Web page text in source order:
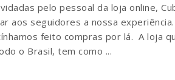
pelo pessoal da loja online,
aos seguidores a nossa experiência.
feito compras por lá. A loja
o Brasil, tem como ...